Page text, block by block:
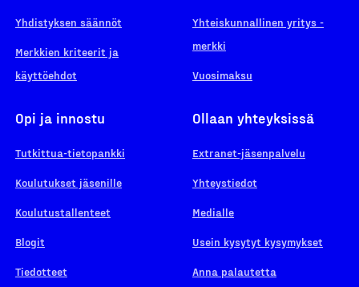
Yhdistyksen säännöt
Merkkien kriteerit ja
käyttöehdot
Yhteiskunnallinen yritys -
merkki
Vuosimaksu
Opi ja innostu
Tutkittua-tietopankki
Koulutukset jäsenille
Koulutustallenteet
Blogit
Tiedotteet
Ollaan yhteyksissä
Extranet-jäsenpalvelu
Yhteystiedot
Medialle
Usein kysytyt kysymykset
Anna palautetta